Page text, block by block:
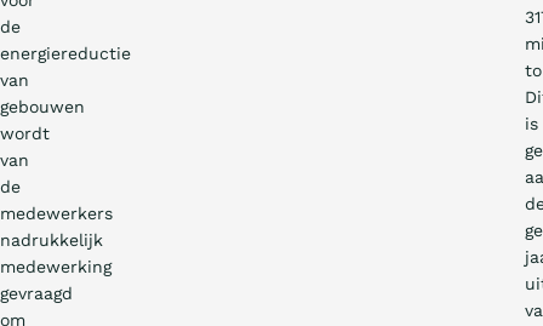
de
energiereductie
van
gebouwen
wordt
van
de
medewerkers
nadrukkelijk
medewerking
gevraagd
om
is